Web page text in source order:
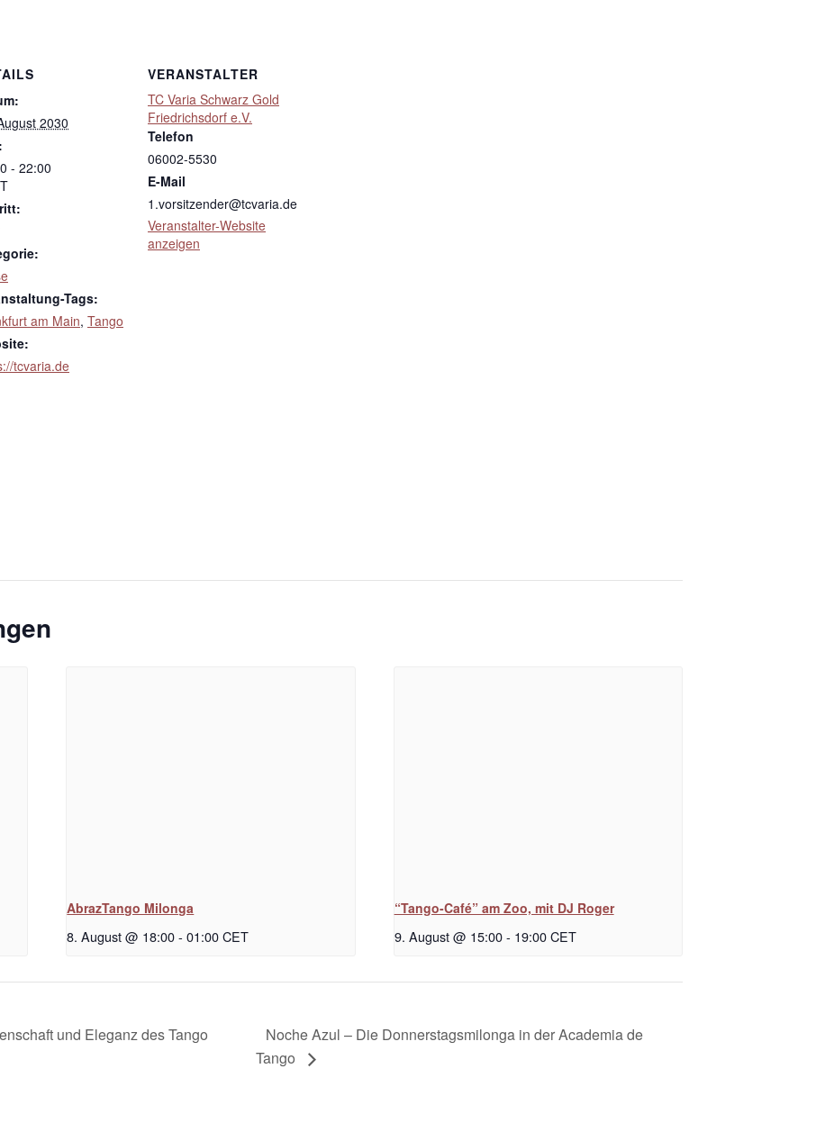
2030
- 22:00
Tags:
am Main, Tango
tcvaria.de
VERANSTALTER
TC Varia Schwarz Gold
Friedrichsdorf e.V.
Telefon
06002-5530
E-Mail
1.vorsitzender@tcvaria.de
Veranstalter-Website
anzeigen
AbrazTango Milonga
8. August @ 18:00 - 01:00 CET
“Tango-Café” am Zoo, mit DJ Roger
9. August @ 15:00 - 19:00 CET
und Eleganz des Tango
Noche Azul – Die Donnerstagsmilonga in der Academia de
Tango